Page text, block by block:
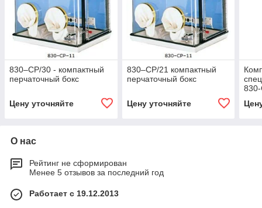
830–CP/30 - компактный
перчаточный бокс
Цену уточняйте
830–CP/21 компактный
перчаточный бокс
Цену уточняйте
О нас
Рейтинг не сформирован
Менее 5 отзывов за последний год
Работает с 19.12.2013